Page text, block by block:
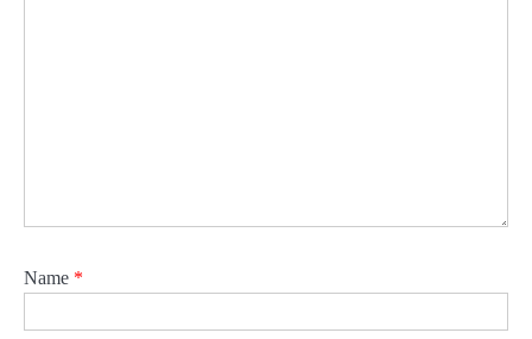
Name *